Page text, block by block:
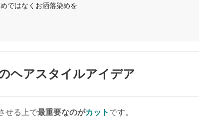
ではなくお洒落染めを
ヘアスタイルアイデア
せる上で最重要なのがカット です。